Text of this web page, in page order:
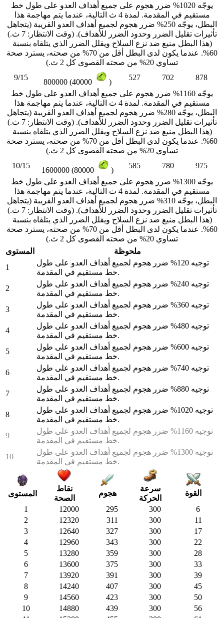
يوجّه 1020% ضرر هجوم على جميع أهداف العدو على طول خط
مستقيم في المقدمة. لمدة 4 ث التالية، عندما يتم مهاجمة هذا
البطل، يوجّه 250% ضرر هجوم لجميع أهداف العدو القريبة (يتجاهل
تأثيرات تقليل الضرر وحدود الضرر للأهداف). (وقت الانتظار: 7 ث.)
(هذا البطل منيع ضد نزع السلاح ويقلل الضرر الذي يتلقاه بنسبة
60%. عندما يكون لدى البطل أقل من 70% من صحته، يسترد صحة
تساوي 20% من صحته القصوى كل 2 ث.)
9/15
800000 (40000 )
527 702
878
يوجّه 1160% ضرر هجوم على جميع أهداف العدو على طول خط
مستقيم في المقدمة. لمدة 4 ث التالية، عندما يتم مهاجمة هذا
البطل، يوجّه 280% ضرر هجوم لجميع أهداف العدو القريبة (يتجاهل
تأثيرات تقليل الضرر وحدود الضرر للأهداف). (وقت الانتظار: 7 ث.)
(هذا البطل منيع ضد نزع السلاح ويقلل الضرر الذي يتلقاه بنسبة
60%. عندما يكون لدى البطل أقل من 70% من صحته، يسترد صحة
تساوي 20% من صحته القصوى كل 2 ث.)
10/15
1600000 (80000 )
585 780
975
يوجّه 1300% ضرر هجوم على جميع أهداف العدو على طول خط
مستقيم في المقدمة. لمدة 4 ث التالية، عندما يتم مهاجمة هذا
البطل، يوجّه 310% ضرر هجوم لجميع أهداف العدو القريبة (يتجاهل
تأثيرات تقليل الضرر وحدود الضرر للأهداف). (وقت الانتظار: 7 ث.)
(هذا البطل منيع ضد نزع السلاح ويقلل الضرر الذي يتلقاه بنسبة
60%. عندما يكون لدى البطل أقل من 70% من صحته، يسترد صحة
تساوي 20% من صحته القصوى كل 2 ث.)
المستوى
ملحوظة
1
توجيه 120% ضرر هجوم لجميع أهداف العدو على طول
خط مستقيم في المقدمة.
2
توجيه 240% ضرر هجوم لجميع أهداف العدو على طول
خط مستقيم في المقدمة.
3
توجيه 360% ضرر هجوم لجميع أهداف العدو على طول
خط مستقيم في المقدمة.
4
توجيه 480% ضرر هجوم لجميع أهداف العدو على طول
خط مستقيم في المقدمة.
5
توجيه 600% ضرر هجوم لجميع أهداف العدو على طول
خط مستقيم في المقدمة.
6
توجيه 740% ضرر هجوم لجميع أهداف العدو على طول
خط مستقيم في المقدمة.
7
توجيه 880% ضرر هجوم لجميع أهداف العدو على طول
خط مستقيم في المقدمة.
8
توجيه 1020% ضرر هجوم لجميع أهداف العدو على طول
خط مستقيم في المقدمة.
9
توجيه 1160% ضرر هجوم لجميع أهداف العدو على طول
خط مستقيم في المقدمة.
10
توجيه 1300% ضرر هجوم لجميع أهداف العدو على طول
خط مستقيم في المقدمة.
المستوى
نقاط
الصحة
هجوم
سرعة
الحركة
القوة
1
12000 295 300
6
2
12320 311 300
11
3
12640 327 300
17
4
12960 343 300
22
5
13280 359 300
28
6
13600 375 300
33
7
13920 391 300
39
8
14240 407 300
45
9
14560 423 300
50
10
14880 439 300
56